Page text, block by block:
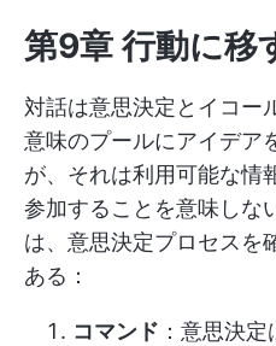
第9章 行動に移
対話は意思決定とイコー
意味のプールにアイデア
が、それは利用可能な情
参加することを意味しな
は、意思決定プロセスを
ある：
コマンド ：意思決